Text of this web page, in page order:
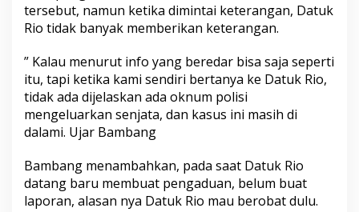
tersebut, namun ketika dimintai keterangan, Datuk
Rio tidak banyak memberikan keterangan.
” Kalau menurut info yang beredar bisa saja seperti
itu, tapi ketika kami sendiri bertanya ke Datuk Rio,
tidak ada dijelaskan ada oknum polisi
mengeluarkan senjata, dan kasus ini masih di
dalami. Ujar Bambang
Bambang menambahkan, pada saat Datuk Rio
datang baru membuat pengaduan, belum buat
laporan, alasan nya Datuk Rio mau berobat dulu.